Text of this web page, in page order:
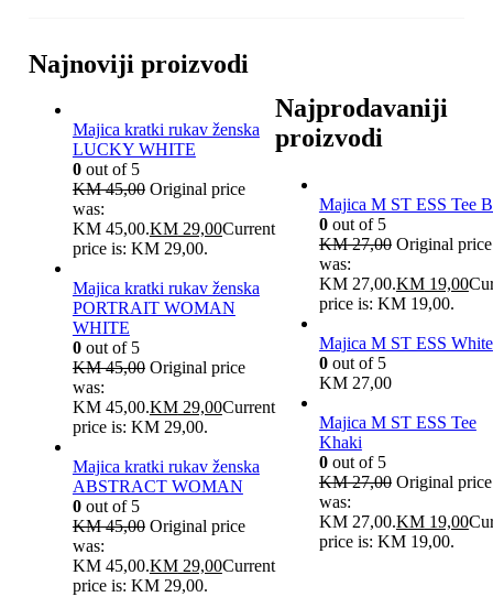
Najnoviji proizvodi
Majica kratki rukav ženska
LUCKY WHITE
0out of 5
KM45,00 Original price
was:
KM 45,00.KM29,00Current
price is: KM 29,00.
Majica kratki rukav ženska
PORTRAIT WOMAN
WHITE
0out of 5
KM45,00 Original price
was:
KM 45,00.KM29,00Current
price is: KM 29,00.
Majica kratki rukav ženska
ABSTRACT WOMAN
0out of 5
KM45,00 Original price
was:
KM 45,00.KM29,00Current
price is: KM 29,00.
Najprodavaniji
proizvodi
Majica M ST ESS Tee
0out of 5
KM27,00 Original price
was:
KM 27,00.KM19,00
price is: KM 19,00.
Majica M ST ESS White
0out of 5
KM27,00
Majica M ST ESS Tee
Khaki
0out of 5
KM27,00 Original price
was:
KM 27,00.KM19,00
price is: KM 19,00.